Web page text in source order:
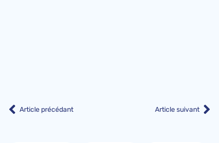
Article précédant Article suivant